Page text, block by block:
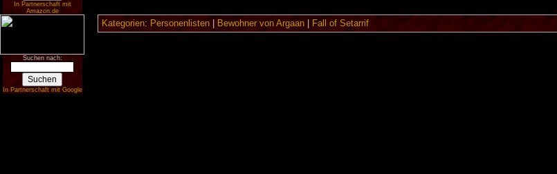
In Partnerschaft mit
Amazon.de
Suchen nach:
In Partnerschaft mit Google
Kategorien: Personenlisten| Bewohner von Argaan| Fall of Setarrif